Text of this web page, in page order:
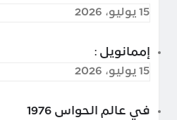
15 يوليو، 2026
إممانويل :
15 يوليو، 2026
في عالم الحواس 1976